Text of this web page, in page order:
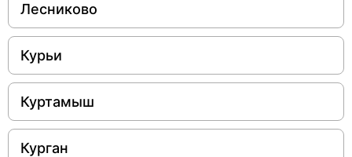
Лесниково
Курьи
Куртамыш
Курган